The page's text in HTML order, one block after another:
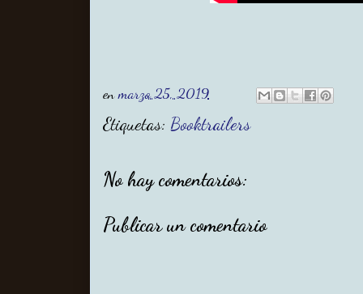
enmarzo 25, 2019
Etiquetas: Booktrailers
No hay comentarios:
Publicar un comentario